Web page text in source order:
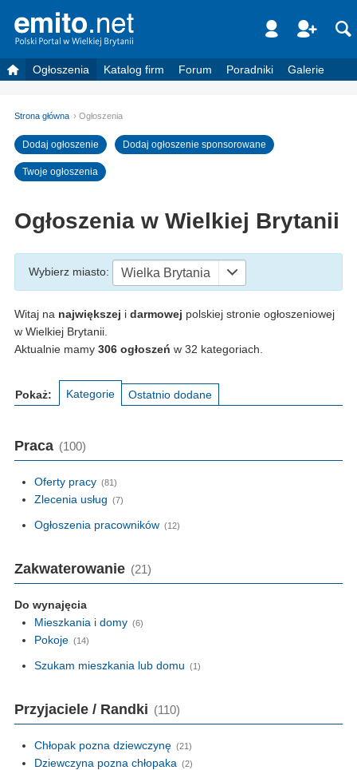
Ogłoszenia Katalog firm Forum Poradniki Galerie
Strona główna Ogłoszenia
Dodaj ogłoszenie Dodaj ogłoszenie sponsorowane
Twoje ogłoszenia
Ogłoszenia w Wielkiej Brytanii
Wybierz miasto: Wielka Brytania
Witaj na największej i darmowej polskiej stronie ogłoszeniowej
w Wielkiej Brytanii.
Aktualnie mamy 306 ogłoszeń w 32 kategoriach.
Pokaż: Kategorie Ostatnio dodane
Praca (100)
Oferty pracy (81)
Zlecenia usług (7)
Ogłoszenia pracowników (12)
Zakwaterowanie (21)
Do wynajęcia
Mieszkania i domy (6)
Pokoje (14)
Szukam mieszkania lub domu (1)
Przyjaciele / Randki (110)
Chłopak pozna dziewczynę (21)
Dziewczyna pozna chłopaka (2)